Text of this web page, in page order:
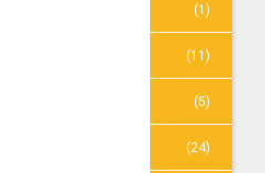
(1)
(11)
(5)
(24)